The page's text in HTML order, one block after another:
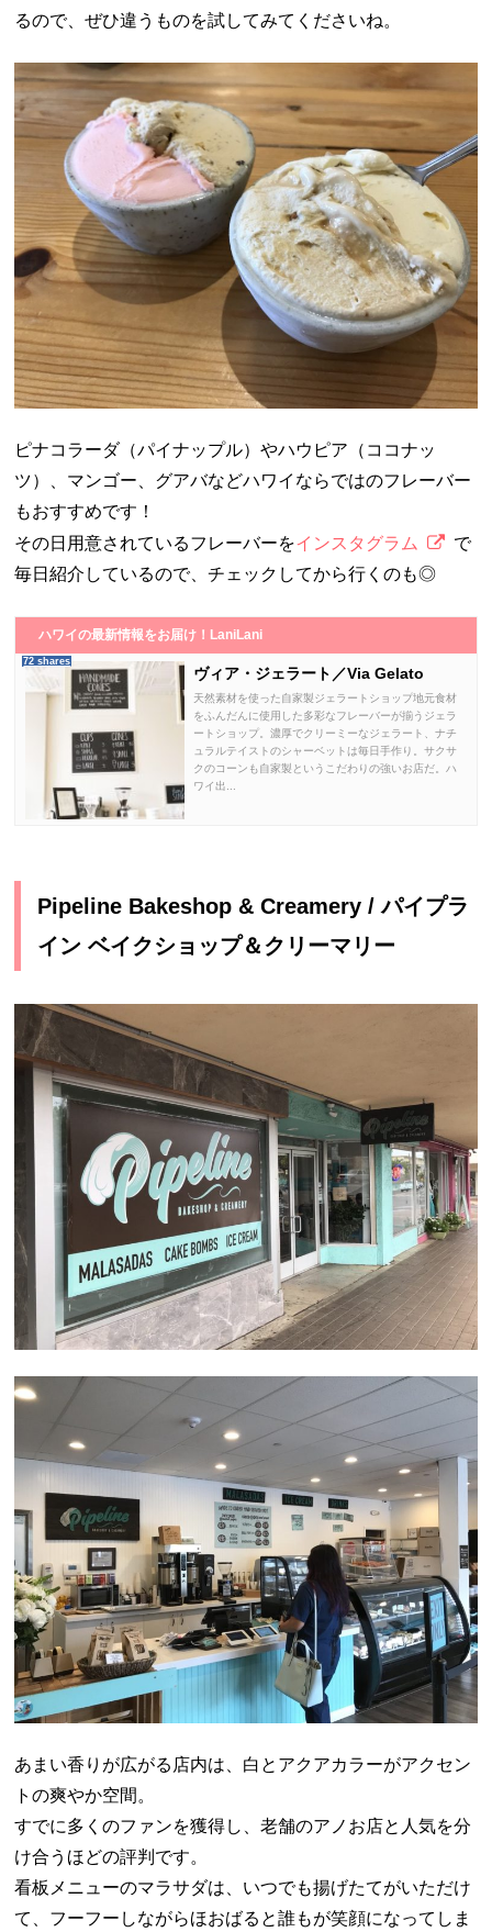
るので、ぜひ違うものを試してみてくださいね。
ピナコラーダ（パイナップル）やハウピア（ココナッ
ツ）、マンゴー、グアバなどハワイならではのフレーバー
もおすすめです！
その日用意されているフレーバーをインスタグラム
で
毎日紹介しているので、チェックしてから行くのも◎
ハワイの最新情報をお届け！LaniLani
72 shares
ヴィア・ジェラート／Via Gelato
天然素材を使った自家製ジェラートショップ地元食材
をふんだんに使用した多彩なフレーバーが揃うジェラ
ートショップ。濃厚でクリーミーなジェラート、ナチ
ュラルテイストのシャーベットは毎日手作り。サクサ
クのコーンも自家製というこだわりの強いお店だ。ハ
ワイ出...
Pipeline Bakeshop & Creamery / パイプラ
イン ベイクショップ＆クリーマリー
あまい香りが広がる店内は、白とアクアカラーがアクセン
トの爽やか空間。
すでに多くのファンを獲得し、老舗のアノお店と人気を分
け合うほどの評判です。
看板メニューのマラサダは、いつでも揚げたてがいただけ
て、フーフーしながらほおばると誰もが笑顔になってしま